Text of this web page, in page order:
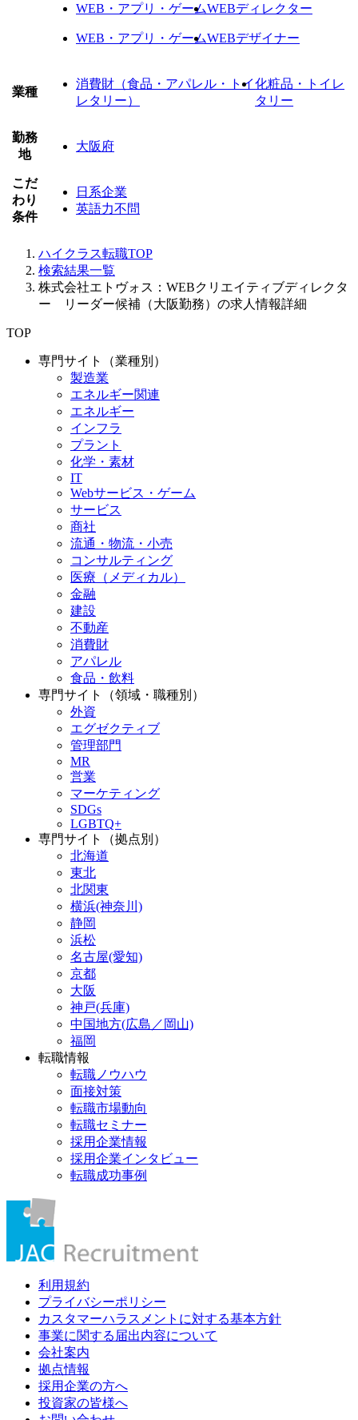
WEB・アプリ・ゲームWEBディレクター
WEB・アプリ・ゲームWEBデザイナー
業種
消費財（食品・アパレル・トイ
レタリー）
化粧品・トイレ
タリー
勤務
地
大阪府
こだ
わり
条件
日系企業
英語力不問
ハイクラス転職TOP
検索結果一覧
株式会社エトヴォス：WEBクリエイティブディレクタ
ー リーダー候補（大阪勤務）の求人情報詳細
TOP
専門サイト（業種別）
製造業
エネルギー関連
エネルギー
インフラ
プラント
化学・素材
IT
Webサービス・ゲーム
サービス
商社
流通・物流・小売
コンサルティング
医療（メディカル）
金融
建設
不動産
消費財
アパレル
食品・飲料
専門サイト（領域・職種別）
外資
エグゼクティブ
管理部門
MR
営業
マーケティング
SDGs
LGBTQ+
専門サイト（拠点別）
北海道
東北
北関東
横浜(神奈川)
静岡
浜松
名古屋(愛知)
京都
大阪
神戸(兵庫)
中国地方(広島／岡山)
福岡
転職情報
転職ノウハウ
面接対策
転職市場動向
転職セミナー
採用企業情報
採用企業インタビュー
転職成功事例
利用規約
プライバシーポリシー
カスタマーハラスメントに対する基本方針
事業に関する届出内容について
会社案内
拠点情報
採用企業の方へ
投資家の皆様へ